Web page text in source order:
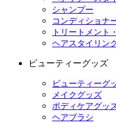
シャンプー
コンディショナ
トリートメント
ヘアスタイリン
ビューティーグッズ
ビューティーグ
メイクグッズ
ボディケアグッ
ヘアブラシ